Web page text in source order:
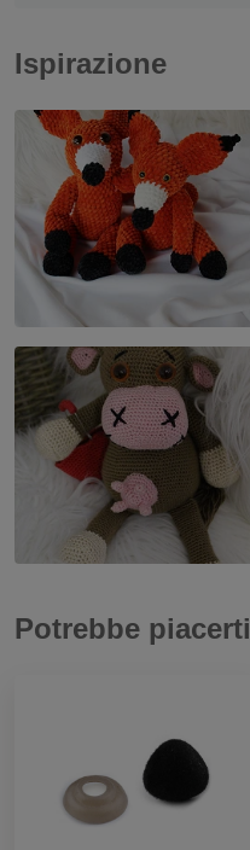
Ispirazione
Potrebbe